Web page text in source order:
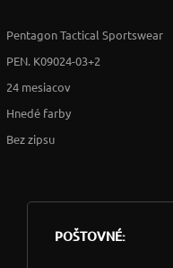
Pentagon Tactical Sportswear
PEN. K09024-03+2
24 mesiacov
Hnedé farby
Bez zipsu
POŠTOVNÉ: